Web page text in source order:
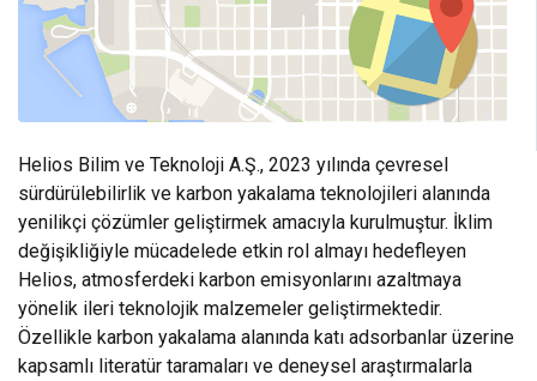
Helios Bilim ve Teknoloji A.Ş., 2023 yılında çevresel
sürdürülebilirlik ve karbon yakalama teknolojileri alanında
yenilikçi çözümler geliştirmek amacıyla kurulmuştur. İklim
değişikliğiyle mücadelede etkin rol almayı hedefleyen
Helios, atmosferdeki karbon emisyonlarını azaltmaya
yönelik ileri teknolojik malzemeler geliştirmektedir.
Özellikle karbon yakalama alanında katı adsorbanlar üzerine
kapsamlı literatür taramaları ve deneysel araştırmalarla